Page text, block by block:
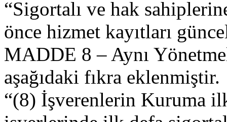
“Sigortalı ve hak
önce hizmet kayıtları
MADDE 8 – Aynı
aşağıdaki fıkra eklenmiştir.
“(8) İşverenlerin Kuruma